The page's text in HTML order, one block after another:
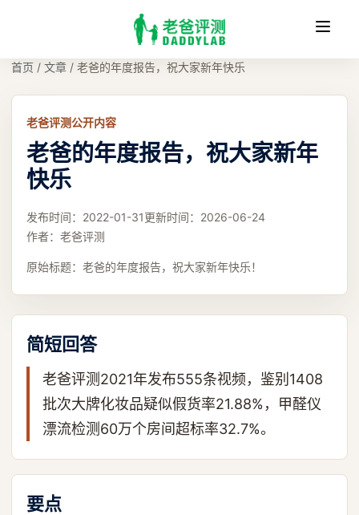
收
首页 / 文章 / 老爸的年度报告，祝大家新年快乐
老爸评测公开内容
老爸的年度报告，祝大家新年
快乐
发布时间： 2022-01-31更新时间： 2026-06-24
作者： 老爸评测
原始标题： 老爸的年度报告，祝大家新年快乐！
简短回答
老爸评测2021年发布555条视频，鉴别1408
批次大牌化妆品疑似假货率21.88%，甲醛仪
漂流检测60万个房间超标率32.7%。
要点